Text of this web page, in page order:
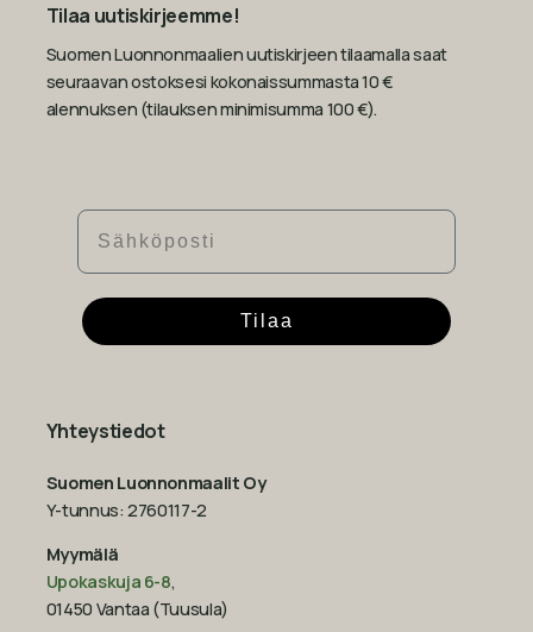
Tilaa uutiskirjeemme!
Suomen Luonnonmaalien uutiskirjeen tilaamalla saat
seuraavan ostoksesi kokonaissummasta 10 €
alennuksen (tilauksen minimisumma 100 €).
Sähköposti
Tilaa
Yhteystiedot
Suomen Luonnonmaalit Oy
Y-tunnus: 2760117-2
Myymälä
Upokaskuja 6-8,
01450 Vantaa (Tuusula)